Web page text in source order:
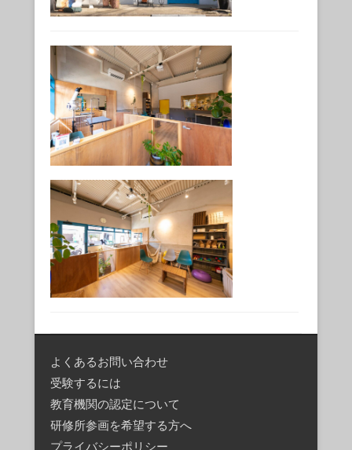
よくあるお問い合わせ
受験するには
教育機関の認定について
研修所参画を希望する方へ
プライバシーポリシー